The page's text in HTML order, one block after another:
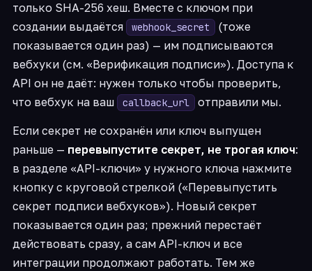
только SHA-256 хеш. Вместе с ключом при
создании выдаётся
webhook_secret
(тоже
показывается один раз) — им подписываются
вебхуки (см. «Верификация подписи»). Доступа к
API он не даёт: нужен только чтобы проверить,
что вебхук на ваш
callback_url отправили мы.
Если секрет не сохранён или ключ выпущен
раньше — перевыпустите секрет, не трогая ключ:
в разделе «API-ключи» у нужного ключа нажмите
кнопку с круговой стрелкой («Перевыпустить
секрет подписи вебхуков»). Новый секрет
показывается один раз; прежний перестаёт
действовать сразу, а сам API-ключ и все
интеграции продолжают работать. Тем же